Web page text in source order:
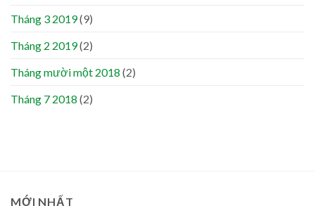
Tháng 3 2019(9)
Tháng 2 2019(2)
Tháng mười một 2018 (2)
Tháng 7 2018 (2)
MỚI NHẤT